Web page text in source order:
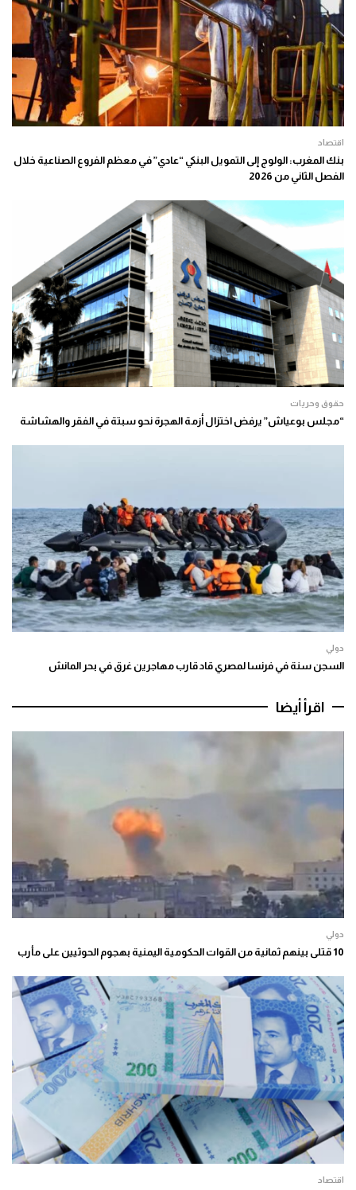
اقتصاد
بنك المغرب: الولوج إلى التمويل البنكي “عادي” في معظم الفروع الصناعية خلال
الفصل الثاني من 2026
حقوق وحريات
“مجلس بوعياش” يرفض اختزال أزمة الهجرة نحو سبتة في الفقر والهشاشة
دولي
السجن سنة في فرنسا لمصري قاد قارب مهاجرين غرق في بحر المانش
اقرأ أيضا
دولي
10 قتلى بينهم ثمانية من القوات الحكومية اليمنية بهجوم الحوثيين على مأرب
اقتصاد